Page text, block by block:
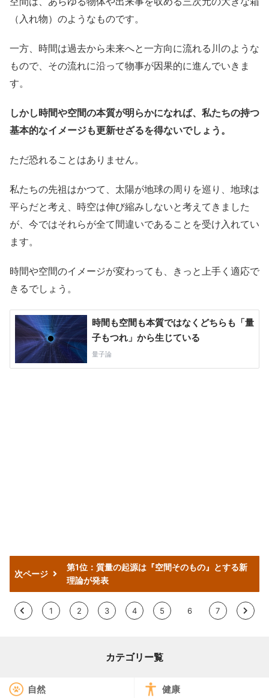
（入れ物）のようなものです。
一方、時間は過去から未来へと一方向に流れる川のような
もので、その流れに沿って物事が因果的に進んでいきま
す。
しかし時間や空間の本質が明らかになれば、私たちの持つ
基本的なイメージも更新せざるを得ないでしょう。
ただ恐れることはありません。
私たちの先祖はかつて、太陽が地球の周りを巡り、地球は
平らだと考え、時空は伸び縮みしないと考えてきました
が、今ではそれらが全て間違いであることを受け入れてい
ます。
時間や空間のイメージが変わっても、きっと上手く適応で
きるでしょう。
次ページ
第1位：質量の起源は『空間そのもの』とする新
理論が発表
< 1 2 3 4 5 6 7 >
カテゴリー覧
自然 健康